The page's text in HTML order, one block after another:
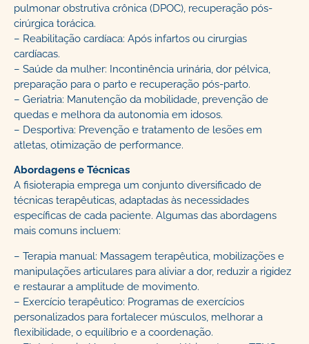
pulmonar obstrutiva crônica (DPOC), recuperação pós-
cirúrgica torácica.
– Reabilitação cardíaca: Após infartos ou cirurgias
cardíacas.
– Saúde da mulher: Incontinência urinária, dor pélvica,
preparação para o parto e recuperação pós-parto.
– Geriatria: Manutenção da mobilidade, prevenção de
quedas e melhora da autonomia em idosos.
– Desportiva: Prevenção e tratamento de lesões em
atletas, otimização de performance.
Abordagens e Técnicas
A fisioterapia emprega um conjunto diversificado de
técnicas terapêuticas, adaptadas às necessidades
específicas de cada paciente. Algumas das abordagens
mais comuns incluem:
– Terapia manual: Massagem terapêutica, mobilizações e
manipulações articulares para aliviar a dor, reduzir a rigidez
e restaurar a amplitude de movimento.
– Exercício terapêutico: Programas de exercícios
personalizados para fortalecer músculos, melhorar a
flexibilidade, o equilíbrio e a coordenação.